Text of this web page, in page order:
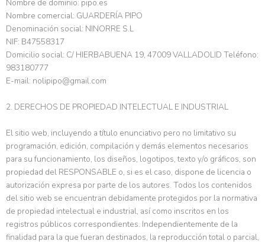
Nombre de dominio: pipo.es
Nombre comercial: GUARDERÍA PIPO
Denominación social: NINORRE S.L
NIF: B47558317
Domicilio social: C/ HIERBABUENA 19, 47009 VALLADOLID Teléfono:
983180777
E-mail: nolipipo@gmail.com
2. DERECHOS DE PROPIEDAD INTELECTUAL E INDUSTRIAL
El sitio web, incluyendo a título enunciativo pero no limitativo su
programación, edición, compilación y demás elementos necesarios
para su funcionamiento, los diseños, logotipos, texto y/o gráficos, son
propiedad del RESPONSABLE o, si es el caso, dispone de licencia o
autorización expresa por parte de los autores. Todos los contenidos
del sitio web se encuentran debidamente protegidos por la normativa
de propiedad intelectual e industrial, así como inscritos en los
registros públicos correspondientes. Independientemente de la
finalidad para la que fueran destinados, la reproducción total o parcial,